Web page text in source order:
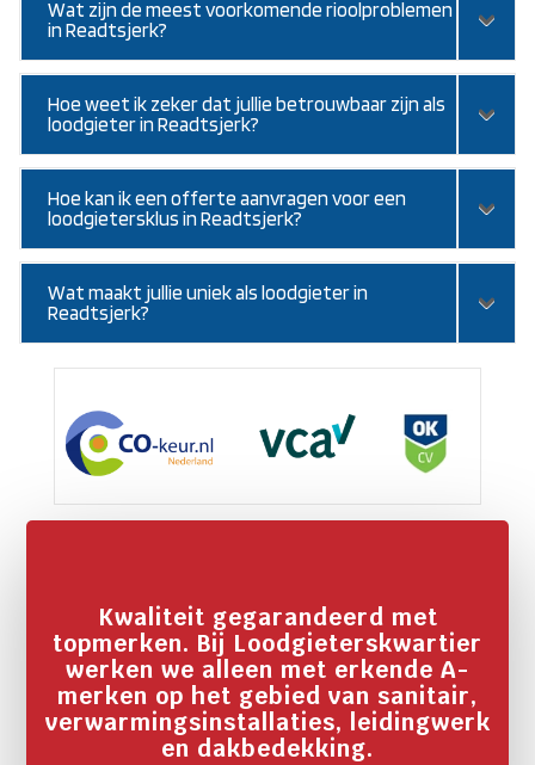
Wat zijn de meest voorkomende rioolproblemen
in Readtsjerk?
Hoe weet ik zeker dat jullie betrouwbaar zijn als
loodgieter in Readtsjerk?
Hoe kan ik een offerte aanvragen voor een
loodgietersklus in Readtsjerk?
Wat maakt jullie uniek als loodgieter in
Readtsjerk?
Kwaliteit gegarandeerd met
topmerken. Bij Loodgieterskwartier
werken we alleen met erkende A-
merken op het gebied van sanitair,
verwarmingsinstallaties, leidingwerk
en dakbedekking.